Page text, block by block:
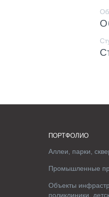
ПОРТФОЛИО
Аллеи, парки,
Промышленные
Объекты
поликлиники,